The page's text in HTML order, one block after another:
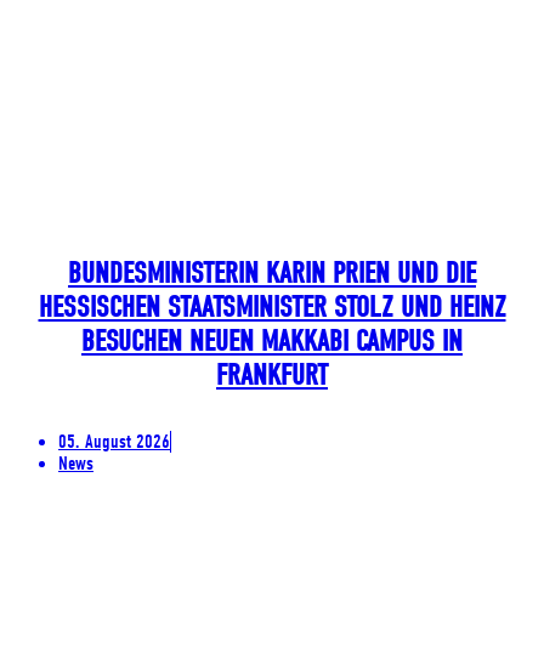
BUNDESMINISTERIN KARIN PRIEN UND DIE
HESSISCHEN STAATSMINISTER STOLZ UND HEINZ
BESUCHEN NEUEN MAKKABI CAMPUS IN
FRANKFURT
05. August 2026
News